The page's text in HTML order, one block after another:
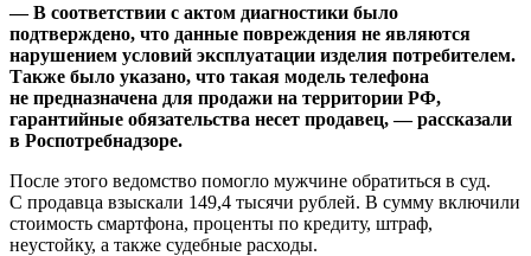
— В соответствии с актом диагностики было
подтверждено, что данные повреждения не являются
нарушением условий эксплуатации изделия потребителем.
Также было указано, что такая модель телефона
не предназначена для продажи на территории РФ,
гарантийные обязательства несет продавец, — рассказали
в Роспотребнадзоре.
После этого ведомство помогло мужчине обратиться в суд.
С продавца взыскали 149,4 тысячи рублей. В сумму включили
стоимость смартфона, проценты по кредиту, штраф,
неустойку, а также судебные расходы.